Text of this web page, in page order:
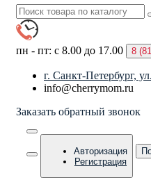
пн - пт: с 8.00 до 17.00 8
г. Санкт-Петербург,
info@cherrymom.ru
Заказать обратный звонок
Авторизация
Регистрация